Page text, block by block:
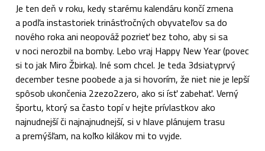
Je ten deň v roku, kedy starému kalendáru končí zmena
a podľa instastoriek trinásťročných obyvateľov sa do
nového roka ani neopováž pozrieť bez toho, aby si sa
v noci nerozbil na bomby. Lebo vraj Happy New Year (povec
si to jak Miro Žbirka). Iné som chcel. Je teda 3dsiatyprvý
december tesne poobede a ja si hovorím, že niet nie je lepší
spôsob ukončenia 2zezo2zero, ako si ísť zabehať. Verný
športu, ktorý sa často topí v hejte prívlastkov ako
najnudnejší či najnajnudnejší, si v hlave plánujem trasu
a premýšľam, na koľko kilákov mi to vyjde.